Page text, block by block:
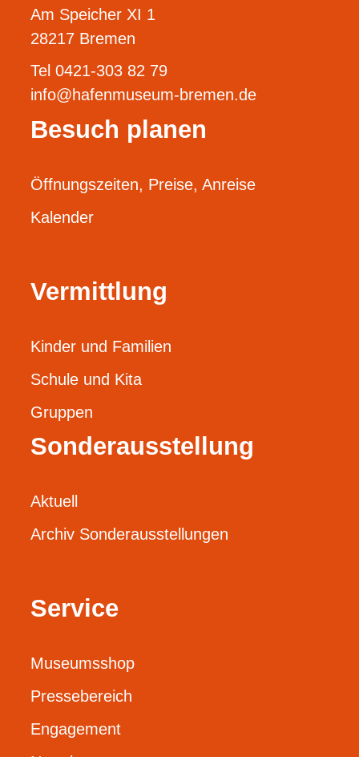
Am Speicher XI 1
28217 Bremen
Tel 0421-303 82 79
info@hafenmuseum-bremen.de
Besuch planen
Öffnungszeiten, Preise, Anreise
Kalender
Vermittlung
Kinder und Familien
Schule und Kita
Gruppen
Sonderausstellung
Aktuell
Archiv Sonderausstellungen
Service
Museumsshop
Pressebereich
Engagement